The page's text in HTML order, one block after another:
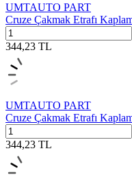
UMTAUTO PART
Cruze Çakmak Etrafı
344,23 TL
UMTAUTO PART
Cruze Çakmak Etrafı
344,23 TL